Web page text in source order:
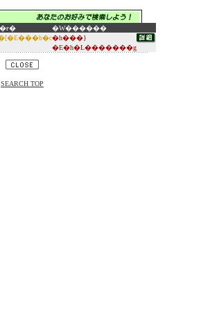
�W������
�h���}
�E�h�L�������g
SEARCH TOP